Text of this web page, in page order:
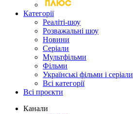
Категорії
Реаліті-шоу
Розважальні шоу
Новини
Серіали
Мультфільми
Фільми
Українські фільми і серіали
Всі категорії
Всі проєкти
Канали